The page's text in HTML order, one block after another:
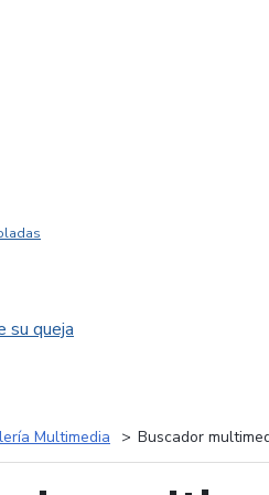
su queja
Multimedia Buscador